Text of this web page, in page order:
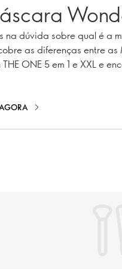
1 vs XXL –
para ti?
na dúvida sobre qual é a
as diferenças entre
THE ONE 5 em 1 e XXL e